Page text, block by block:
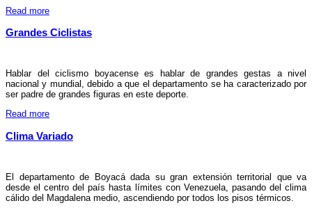
Read more
Grandes Ciclistas
Hablar del ciclismo boyacense es hablar de grandes gestas a nivel
nacional y mundial, debido a que el departamento se ha caracterizado por
ser padre de grandes figuras en este deporte.
Read more
Clima Variado
El departamento de Boyacá dada su gran extensión territorial que va
desde el centro del país hasta límites con Venezuela, pasando del clima
cálido del Magdalena medio, ascendiendo por todos los pisos térmicos.